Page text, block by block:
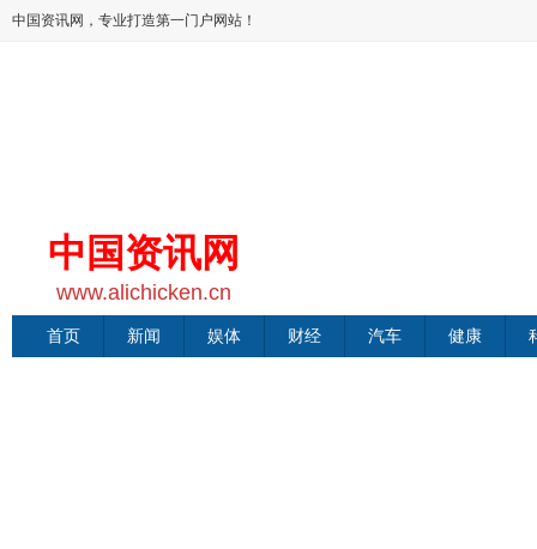
中国资讯网，专业打造第一门户网站！
中国资讯网
www.alichicken.cn
首页 新闻 娱体 财经 汽车 健康